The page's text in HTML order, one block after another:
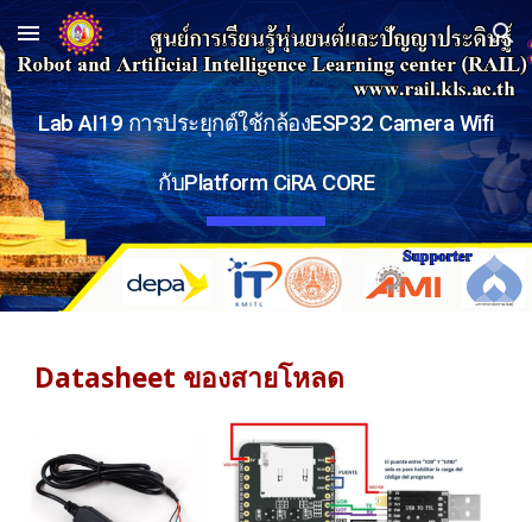
Skip to main content Skip to navigation
Lab AI19 การประยุกต์ใช้กล้องESP32 Camera Wifi
กับPlatform CiRA CORE
Datasheet ของสายโหลด